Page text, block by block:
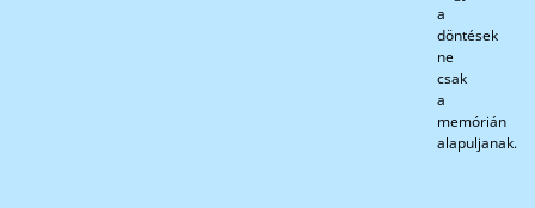
a
döntések
ne
csak
a
memórián
alapuljanak.